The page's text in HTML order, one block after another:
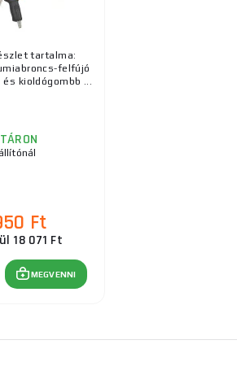
tartalma:
felfújó
kioldógombb ...
Ft
18 071 Ft
MEGVENNI